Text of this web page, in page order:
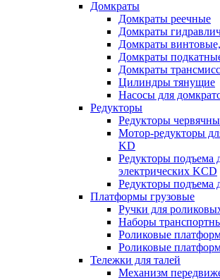
Домкраты
Домкраты реечные
Домкраты
Домкраты
Домкраты
Домкраты
Цилиндры тянущие
Насосы для
Редукторы
Редукторы
Мотор-редукторы
KD
Редукторы подъема
электрических KCD
Редукторы подъема
Платформы грузовые
Ручки для
Наборы
Роликовые
Роликовые
Тележки для талей
Механизм